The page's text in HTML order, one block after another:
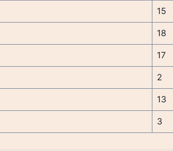
15
18
17
2
13
3